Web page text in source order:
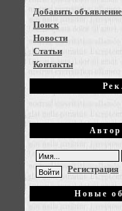
Добавить объявление
Поиск
Новости
Статьи
Контакты
Регистрация
Новые